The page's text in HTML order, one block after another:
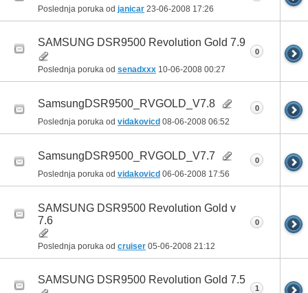
Poslednja poruka od janicar 23-06-2008 17:26
SAMSUNG DSR9500 Revolution Gold 7.9
Poslednja poruka od senadxxx 10-06-2008 00:27
0
SamsungDSR9500_RVGOLD_V7.8
Poslednja poruka od vidakovicd 08-06-2008 06:52
0
SamsungDSR9500_RVGOLD_V7.7
Poslednja poruka od vidakovicd 06-06-2008 17:56
0
SAMSUNG DSR9500 Revolution Gold v
7.6
Poslednja poruka od cruiser 05-06-2008 21:12
0
SAMSUNG DSR9500 Revolution Gold 7.5
1